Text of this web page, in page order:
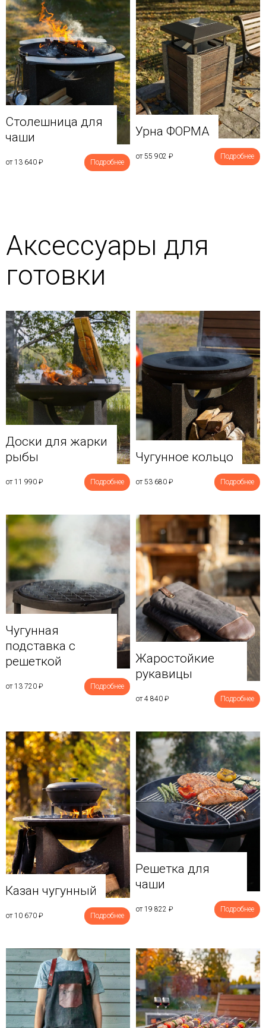
Столешница для
чаши
от 13 640 ₽ Подробнее
Урна ФОРМА
от 55 902 ₽ Подробнее
Аксессуары для
готовки
Доски для жарки
рыбы
от 11 990 ₽ Подробнее
Чугунное кольцо
от 53 680 ₽ Подробнее
Чугунная
подставка с
решеткой
от 13 720 ₽ Подробнее
Жаростойкие
рукавицы
от 4 840 ₽ Подробнее
Казан чугунный
от 10 670 ₽ Подробнее
Решетка для
чаши
от 19 822 ₽ Подробнее